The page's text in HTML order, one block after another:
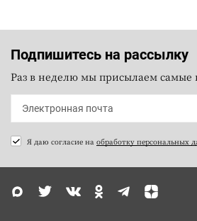
Подпишитесь на рассылку
Раз в неделю мы присылаем самые
Я даю согласие на обработку персональных